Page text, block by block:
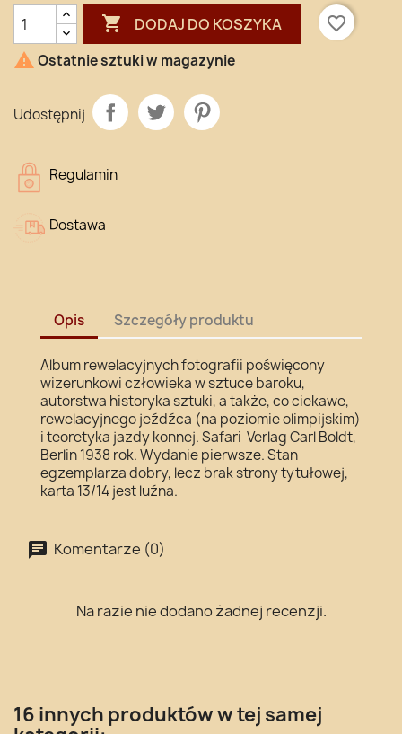
 DODAJ DO KOSZYKA
favorite_border
 Ostatnie sztuki w magazynie
Udostępnij
Regulamin
Dostawa
Opis Szczegóły produktu
Album rewelacyjnych fotografii poświęcony
wizerunkowi człowieka w sztuce baroku,
autorstwa historyka sztuki, a także, co ciekawe,
rewelacyjnego jeźdźca (na poziomie olimpijskim)
i teoretyka jazdy konnej. Safari-Verlag Carl Boldt,
Berlin 1938 rok. Wydanie pierwsze. Stan
egzemplarza dobry, lecz brak strony tytułowej,
karta 13/14 jest luźna.
Komentarze (0)
Na razie nie dodano żadnej recenzji.
16 innych produktów w tej samej